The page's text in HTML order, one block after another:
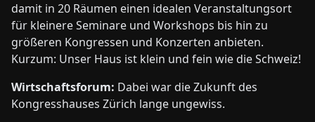
damit in 20 Räumen einen idealen Veranstaltungsort
für kleinere Seminare und Workshops bis hin zu
größeren Kongressen und Konzerten anbieten.
Kurzum: Unser Haus ist klein und fein wie die Schweiz!
Wirtschaftsforum: Dabei war die Zukunft des
Kongresshauses Zürich lange ungewiss.